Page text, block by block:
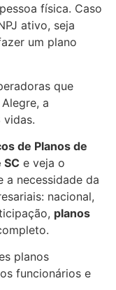
física. Caso
ativo, seja
um plano
que
a
de Planos de
e veja o
a necessidade da
nacional,
planos
planos
funcionários e